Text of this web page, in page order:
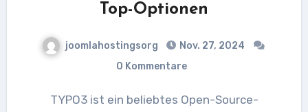
Top-Optionen
joomlahostingsorg
Nov. 27, 2024
0 Kommentare
TYPO3 ist ein beliebtes Open-Source-